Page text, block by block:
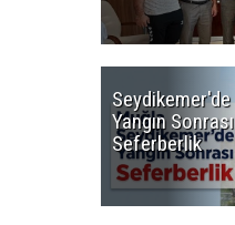
Seydikemer'de
Yangın Sonrası
Seferberlik